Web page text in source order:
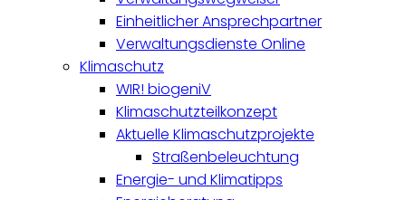
Einheitlicher Ansprechpartner
Verwaltungsdienste Online
Klimaschutz
WIR! biogeniV
Klimaschutzteilkonzept
Aktuelle Klimaschutzprojekte
Straßenbeleuchtung
Energie- und Klimatipps